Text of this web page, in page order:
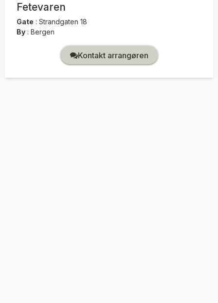
Fetevaren
Gate : Strandgaten 18
By : Bergen
Kontakt arrangøren